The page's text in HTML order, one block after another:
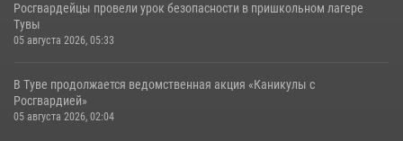
Росгвардейцы провели урок безопасности в пришкольном лагере
Тувы
05 августа 2026, 05:33
В Туве продолжается ведомственная акция «Каникулы с
Росгвардией»
05 августа 2026, 02:04